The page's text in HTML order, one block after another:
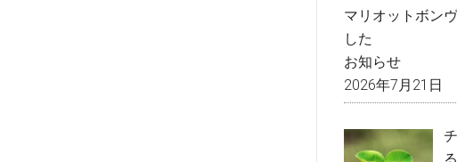
マリオットボン
した
お知らせ
2026年7月21日